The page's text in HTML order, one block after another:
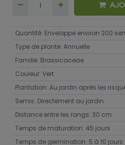
Quantité: Enveloppe environ 200
Type de plante: Annuelle
Famille: Brassicaceae
Couleur: Vert
Plantation: Au jardin après les
Semis: Directement au jardin
Distance entre les rangs: 30 cm
Temps de maturation: 45 jours
Temps de germination: 5 à 10 jours